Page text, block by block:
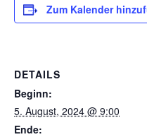
Zum Kalender
DETAILS
Beginn:
5. August, 2024 @ 9:00
Ende: